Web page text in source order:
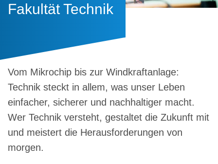
Fakultät Technik
Vom Mikrochip bis zur Windkraftanlage:
Technik steckt in allem, was unser Leben
einfacher, sicherer und nachhaltiger macht.
Wer Technik versteht, gestaltet die Zukunft mit
und meistert die Herausforderungen von
morgen.